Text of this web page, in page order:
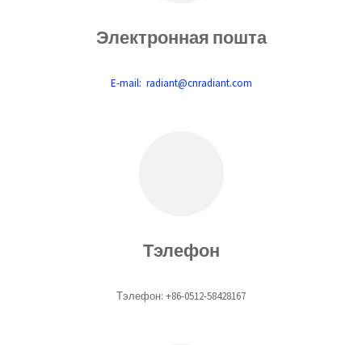
Электронная пошта
E-mail: radiant@cnradiant.com
Тэлефон
Тэлефон: +86-0512-58428167